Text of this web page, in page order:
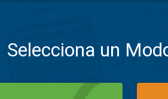
Selecciona un